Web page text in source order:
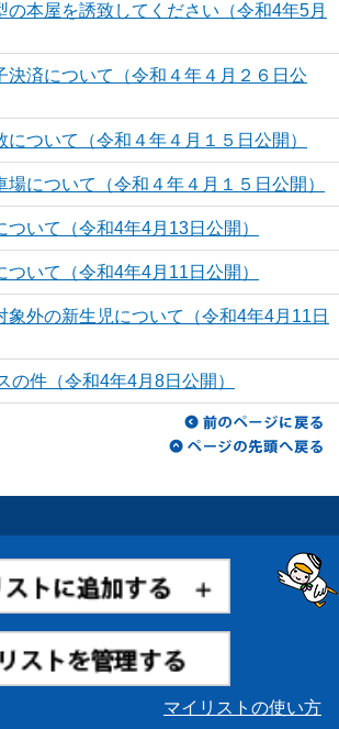
の本屋を誘致してください（令和4年5月
決済について（令和４年４月２６日公
について（令和４年４月１５日公開）
場について（令和４年４月１５日公開）
ついて（令和4年4月13日公開）
ついて（令和4年4月11日公開）
象外の新生児について（令和4年4月11日
の件（令和4年4月8日公開）
マイリストの使い方